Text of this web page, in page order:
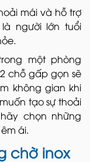
mái và hỗ trợ
người lớn tuổi
một phòng
chỗ gấp gọn sẽ
không gian khi
tạo sự thoải
chọn những
ái.
chờ inox